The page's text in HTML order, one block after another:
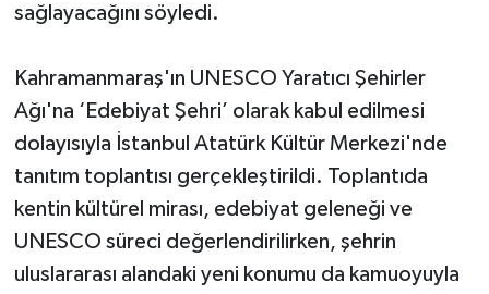
sağlayacağını söyledi.
Kahramanmaraş'ın UNESCO Yaratıcı Şehirler
Ağı'na ‘Edebiyat Şehri’ olarak kabul edilmesi
dolayısıyla İstanbul Atatürk Kültür Merkezi'nde
tanıtım toplantısı gerçekleştirildi. Toplantıda
kentin kültürel mirası, edebiyat geleneği ve
UNESCO süreci değerlendirilirken, şehrin
uluslararası alandaki yeni konumu da kamuoyuyla